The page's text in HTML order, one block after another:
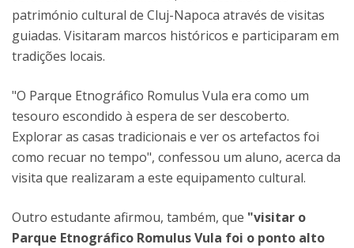
património cultural de Cluj-Napoca através de visitas
guiadas. Visitaram marcos históricos e participaram em
tradições locais.
"O Parque Etnográfico Romulus Vula era como um
tesouro escondido à espera de ser descoberto.
Explorar as casas tradicionais e ver os artefactos foi
como recuar no tempo", confessou um aluno, acerca da
visita que realizaram a este equipamento cultural.
Outro estudante afirmou, também, que "visitar o
Parque Etnográfico Romulus Vula foi o ponto alto